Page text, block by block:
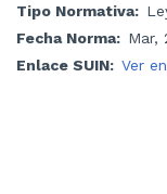
Tipo Normativa
Fecha Norma
Mar,
Enlace SUIN
Ver